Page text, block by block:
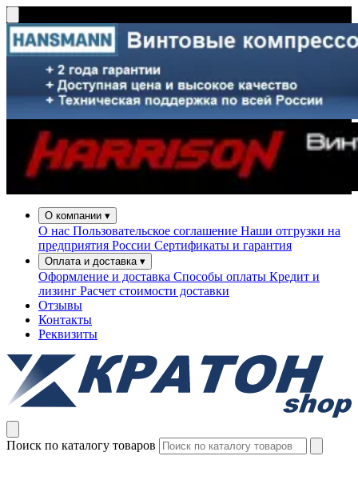
О компании ▾
О нас Пользовательское соглашение Наши отгрузки на
предприятия России Сертификаты и гарантия
Оплата и доставка ▾
Оформление и доставка Способы оплаты Кредит и
лизинг Расчет стоимости доставки
Отзывы
Контакты
Реквизиты
Поиск по каталогу товаров